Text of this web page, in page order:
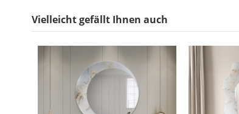
Vielleicht gefällt Ihnen auch